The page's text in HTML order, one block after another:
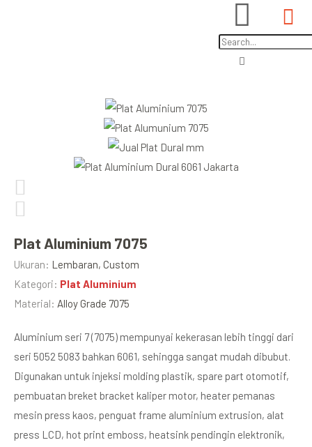
Plat Aluminium 7075
Ukuran: Lembaran, Custom
Kategori: Plat Aluminium
Material: Alloy Grade 7075
Aluminium seri 7 (7075) mempunyai kekerasan lebih tinggi dari
seri 5052 5083 bahkan 6061, sehingga sangat mudah dibubut.
Digunakan untuk injeksi molding plastik, spare part otomotif,
pembuatan breket bracket kaliper motor, heater pemanas
mesin press kaos, penguat frame aluminium extrusion, alat
press LCD, hot print emboss, heatsink pendingin elektronik,